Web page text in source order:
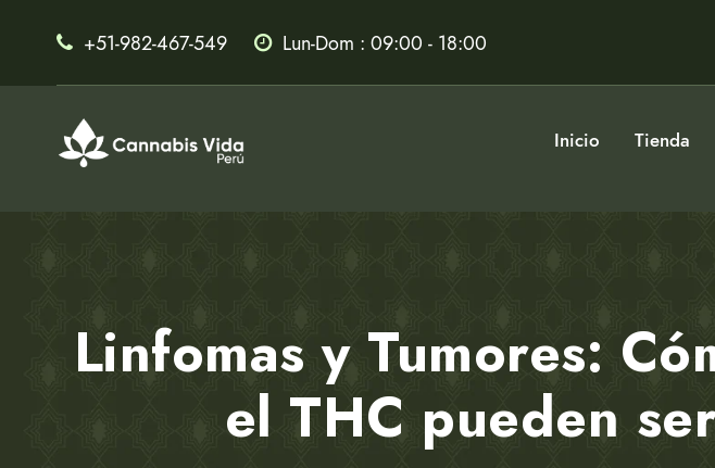
+51-982-467-549 Lun-Dom : 09:00 - 18:00
Inicio Tienda
Linfomas y Tumores:
el THC pueden